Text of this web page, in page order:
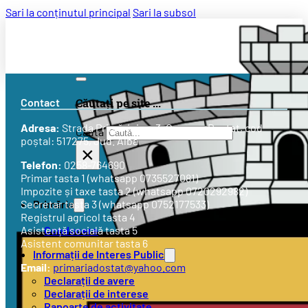
Sari la conținutul principal Sari la subsol
Căutați pe site ...
Caută
×
Primăria
Conducere
Informații de Interes Public
Declarații de avere
Declarații de interese
Contact
Adresa: StradaPrimăriei nr. 3, Comuna Doștat, cod
poștal: 517275, Jud. Alba
Telefon: 0258-764690
Primar tasta 1 (whatsapp 0735527081)
Impozite și taxe tasta 2 (whatsapp 0720292982)
Secretar tasta 3 (whatsapp 0752177533)
Registrul agricol tasta 4
Asistență socială tasta 5
Asistent comunitar tasta 6
Email: primariadostat@yahoo.com